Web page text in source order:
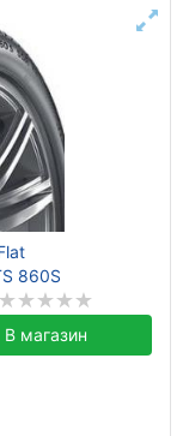
860S
В магазин